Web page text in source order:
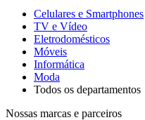
Celulares e Smartphones
TV e Vídeo
Eletrodomésticos
Móveis
Informática
Moda
Todos os departamentos
Nossas marcas e parceiros